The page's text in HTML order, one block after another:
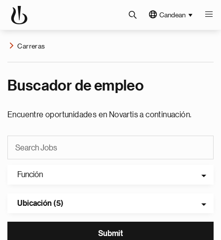
Candean
Carreras
Buscador de empleo
Encuentre oportunidades en Novartis a continuación.
Función
Ubicación (5)